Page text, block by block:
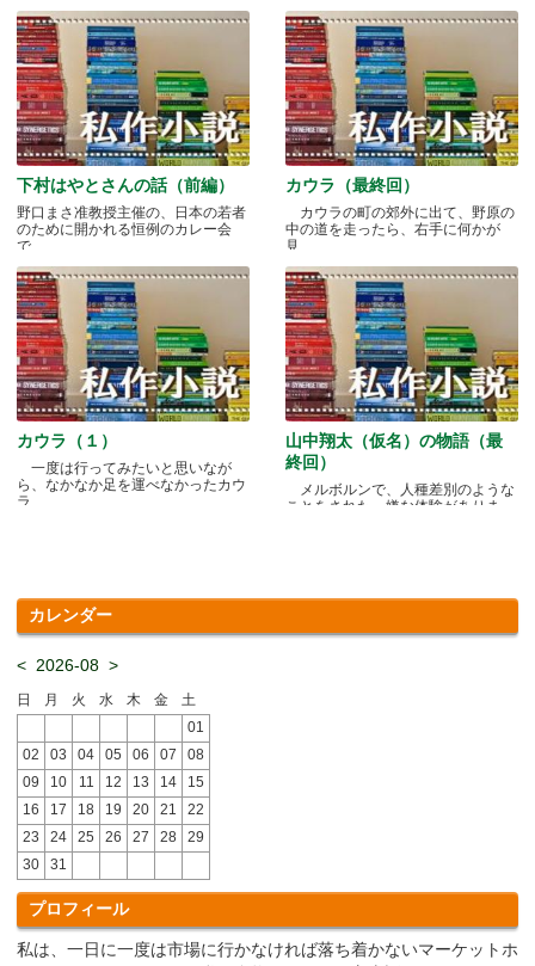
下村はやとさんの話（前編）
野口まさ准教授主催の、日本の若者
のために開かれる恒例のカレー会
で.....
カウラ（最終回）
カウラの町の郊外に出て、野原の
中の道を走ったら、右手に何かが
見.....
カウラ（１）
一度は行ってみたいと思いなが
ら、なかなか足を運べなかったカウ
ラ.....
山中翔太（仮名）の物語（最
終回）
メルボルンで、人種差別のような
ことをされた、嫌な体験がありま
カレンダー
< 2026-08 >
日 月 火 水 木 金
土
01
02
03 04 05 06 07
08
09
10 11 12 13 14
15
16
17 18 19 20 21
22
23
24 25 26 27 28
29
30
31
プロフィール
私は、一日に一度は市場に行かなければ落ち着かないマーケットホ